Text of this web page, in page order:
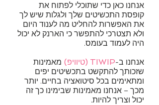
אנחנו כאן כדי שתוכלי לפתוח את
קופסת התכשיטים שלך ולגלות שיש לך
את האפשרות להחליט מה לענוד היום
ולא תצטרכי להתפשר כי הארנק לא יכול
היה לעמוד בעומס.
אנחנו ב-TIWIP (טיוויפ) מאמינות
שזכותך להתקשט בתכשיטים יפים
ומתאימים בכל סיטואציה בחיים. יותר
מכך – אנחנו מאמינות שבימינו כך זה
יכול וצריך להיות.